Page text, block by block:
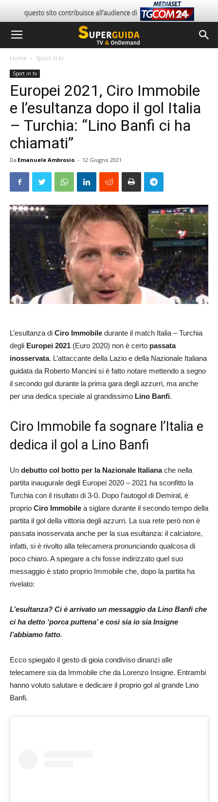
Home Sport in tv
Sport in tv
Europei 2021, Ciro Immobile
e l’esultanza dopo il gol Italia
– Turchia: “Lino Banfi ci ha
chiamati”
Da Emanuele Ambrosio - 12 Giugno 2021
L’esultanza di Ciro Immobile durante il match Italia – Turchia
degli Europei 2021 (Euro 2020) non è certo passata
inosservata. L’attaccante della Lazio e della Nazionale Italiana
guidata da Roberto Mancini si è fatto notare mettendo a segno
il secondo gol durante la prima gara degli azzurri, ma anche
per una dedica speciale al grandissimo Lino Banfi.
Ciro Immobile fa sognare l’Italia e
dedica il gol a Lino Banfi
Un debutto col botto per la Nazionale Italianache nella
partita inaugurale degli Europei 2020 – 2021 ha sconfitto la
Turchia con il risultato di 3-0. Dopo l’autogol di Demiral, è
proprio Ciro Immobile a siglare durante il secondo tempo della
partita il gol della vittoria degli azzurri. La sua rete però non è
passata inosservata anche per la sua esultanza: il calciatore,
infatti, si è rivolto alla telecamera pronunciando qualcosa di
poco chiaro. A spiegare a chi fosse indirizzato quel suo
messaggio è stato proprio Immobile che, dopo la partita ha
rivelato:
L’esultanza? Ci è arrivato un messaggio da Lino Banfi che
ci ha detto ‘porca puttena’ e così sia io sia Insigne
l’abbiamo fatto.
Ecco spiegato il gesto di gioia condiviso dinanzi alle
telecamere sia da Immobile che da Lorenzo Insigne. Entrambi
hanno voluto salutare e dedicare il proprio gol al grande Lino
Banfi.